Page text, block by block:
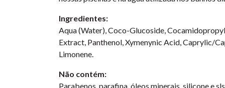
Ingredientes:
Aqua (Water), Coco-Glucoside,
Extract, Panthenol, Xymenynic Acid, Caprylic/
Limonene.
Não contém:
Parabenos, parafina, óleos minerais, silicone e